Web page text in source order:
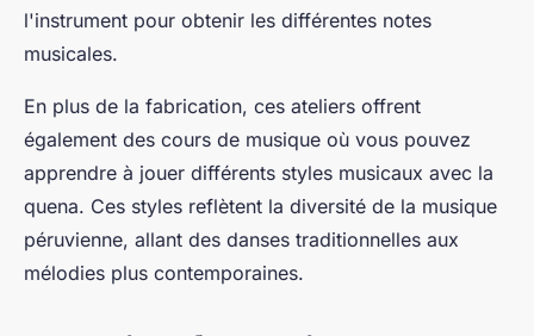
l'instrument pour obtenir les différentes notes
musicales.
En plus de la fabrication, ces ateliers offrent
également des cours de musique où vous pouvez
apprendre à jouer différents styles musicaux avec la
quena. Ces styles reflètent la diversité de la musique
péruvienne, allant des danses traditionnelles aux
mélodies plus contemporaines.